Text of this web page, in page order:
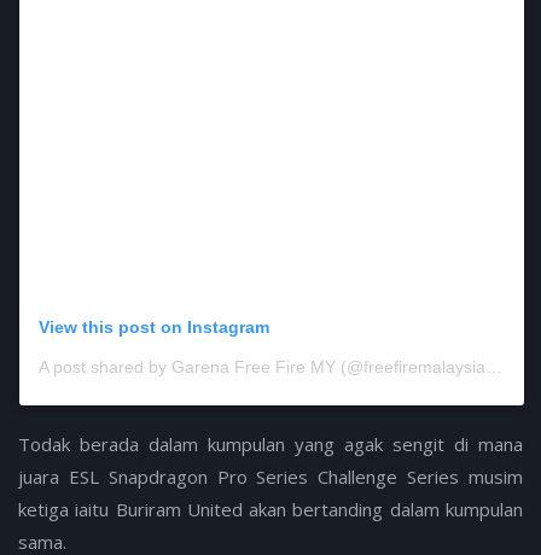
View this post on Instagram
Todak berada dalam kumpulan yang agak sengit di mana
juara ESL Snapdragon Pro Series Challenge Series musim
ketiga iaitu Buriram United akan bertanding dalam kumpulan
sama.